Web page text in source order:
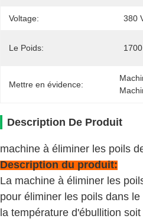
Voltage: 380
Le Poids:
Mettre en évidence:
Description De Produit
machine à éliminer les poils
Description du produit:
La machine à éliminer les
pour éliminer les poils dans
la température d'ébullition